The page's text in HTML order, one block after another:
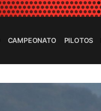
CAMPEONATO PILOTOS